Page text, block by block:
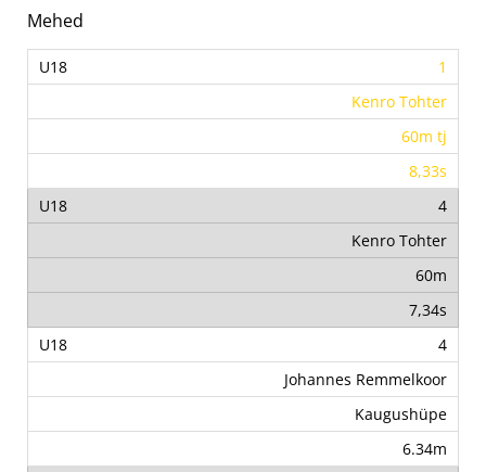
Mehed
1
Kenro Tohter
60m tj
8,33s
4
Kenro Tohter
60m
7,34s
4
Johannes Remmelkoor
Kaugushüpe
6.34m